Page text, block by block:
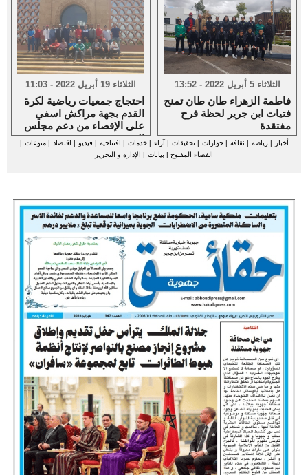
الثلاثاء 19 أبريل 2022 - 11:03
احتجاج جمعيات رياضية لكرة
القدم بجهة مراكش اسفي
على الإقصاء من دعم مجلس
الجهة
الثلاثاء 5 أبريل 2022 - 13:52
فاطمة الزهراء طان طان تمنح
فتيات ابن جرير لحظة فرح
مفتقدة
أخبار |رياضة |ثقافة |حوارات |تحقيقات | آراء |خدمات | افتتاحية | فيديو | اقتصاد |منوعات |
الفضاء المفتوح | بيانات | الإدارة و التحرير